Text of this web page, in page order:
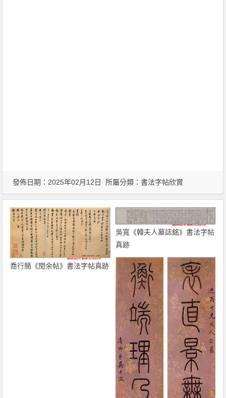
發佈日期：2025年02月12日 所屬分類：書法字帖欣賞
喬行簡《閏余帖》書法字帖真跡
吳寬《韓夫人墓誌銘》書法字帖
真跡